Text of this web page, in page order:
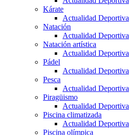
Kárate
Actualidad Deportiva
Natación
Actualidad Deportiva
Natación artística
Actualidad Deportiva
Pádel
Actualidad Deportiva
Pesca
Actualidad Deportiva
Piragüismo
Actualidad Deportiva
Piscina climatizada
Actualidad Deportiva
Piscina olímpica